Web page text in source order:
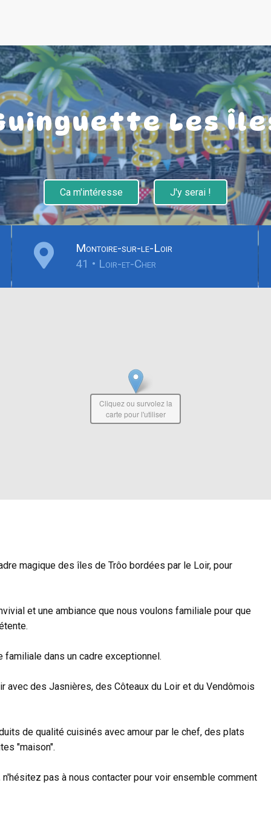
Les
Ca m'intéresse J'y serai !
Montoire-sur-le-Loir
41 • Loir-et-Cher
Cliquez ou survolez la
carte pour l'utiliser
magique des îles de Trôo bordées par le Loir, pour
et une ambiance que nous voulons familiale pour que
dans un cadre exceptionnel.
avec des Jasnières, des Côteaux du Loir et du Vendômois
de qualité cuisinés avec amour par le chef, des plats
"maison".
pas à nous contacter pour voir ensemble comment